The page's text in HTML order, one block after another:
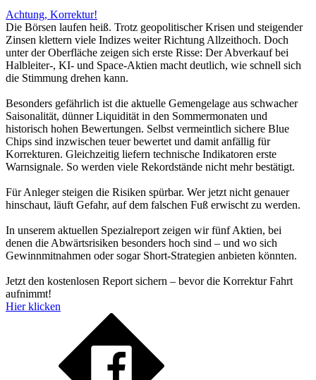
Achtung, Korrektur!
Die Börsen laufen heiß. Trotz geopolitischer Krisen und steigender
Zinsen klettern viele Indizes weiter Richtung Allzeithoch. Doch
unter der Oberfläche zeigen sich erste Risse: Der Abverkauf bei
Halbleiter-, KI- und Space-Aktien macht deutlich, wie schnell sich
die Stimmung drehen kann.
Besonders gefährlich ist die aktuelle Gemengelage aus schwacher
Saisonalität, dünner Liquidität in den Sommermonaten und
historisch hohen Bewertungen. Selbst vermeintlich sichere Blue
Chips sind inzwischen teuer bewertet und damit anfällig für
Korrekturen. Gleichzeitig liefern technische Indikatoren erste
Warnsignale. So werden viele Rekordstände nicht mehr bestätigt.
Für Anleger steigen die Risiken spürbar. Wer jetzt nicht genauer
hinschaut, läuft Gefahr, auf dem falschen Fuß erwischt zu werden.
In unserem aktuellen Spezialreport zeigen wir fünf Aktien, bei
denen die Abwärtsrisiken besonders hoch sind – und wo sich
Gewinnmitnahmen oder sogar Short-Strategien anbieten könnten.
Jetzt den kostenlosen Report sichern – bevor die Korrektur Fahrt
aufnimmt!
Hier klicken